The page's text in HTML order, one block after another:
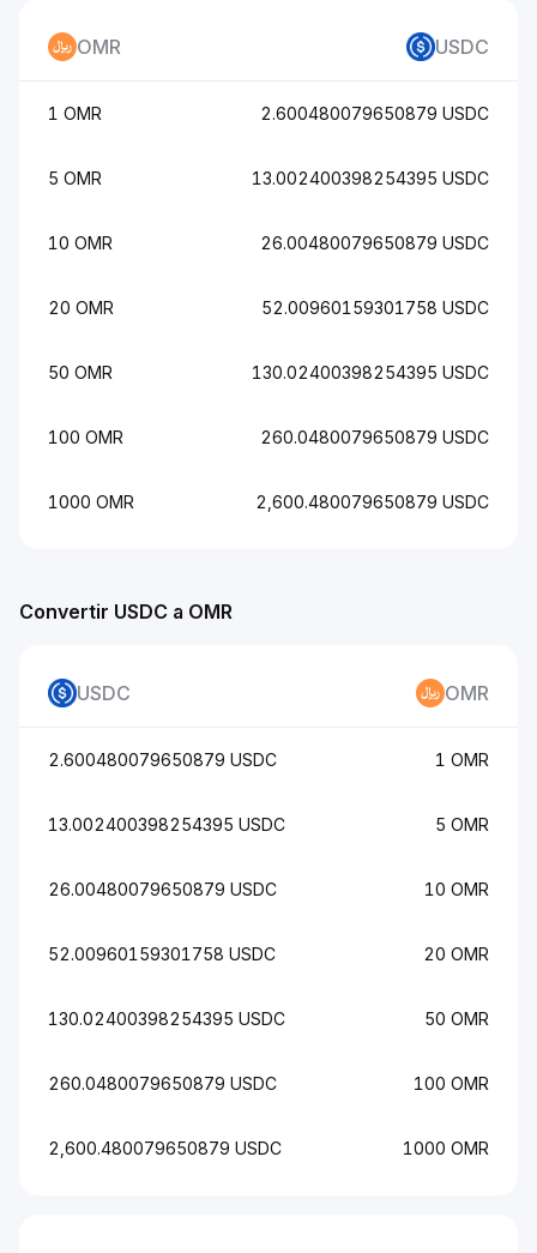
Convertir USDC a OMR
USDC OMR
2.600480079650879 USDC 1 OMR
13.002400398254395 USDC 5 OMR
26.00480079650879 USDC 10 OMR
52.00960159301758 USDC 20 OMR
130.02400398254395 USDC 50 OMR
260.0480079650879 USDC 100 OMR
2,600.480079650879 USDC 1000 OMR
OMR USDC
1 OMR 2.600480079650879 USDC
5 OMR 13.002400398254395 USDC
10 OMR 26.00480079650879 USDC
20 OMR 52.00960159301758 USDC
50 OMR 130.02400398254395 USDC
100 OMR 260.0480079650879 USDC
1000 OMR 2,600.480079650879 USDC